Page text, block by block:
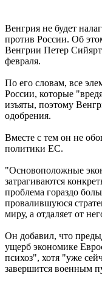
Венгрия не будет
против России. Об
Венгрии Петер
февраля.
По его словам, все
России, которые
изъяты, поэтому
одобрения.
Вместе с тем он не
политики ЕС.
"Основоположные
затрагиваются
проблема гораздо
провалившуюся
миру, а отдаляет от
Он добавил, что
ущерб экономике
психоз", хотя "уже
завершится военным